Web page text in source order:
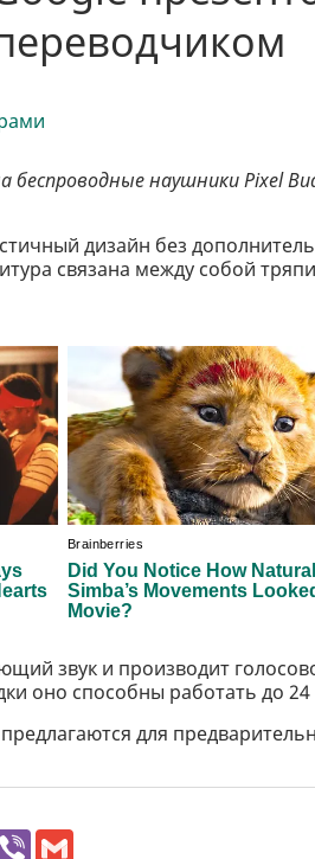
беспроводные наушники Pixel
дизайн без
связана между собой
звук и производит
оно способны работать до 24
для
V